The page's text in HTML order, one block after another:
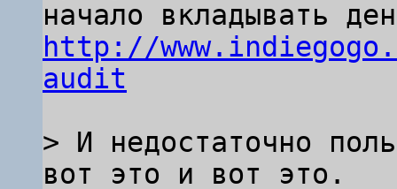
http://
audit
> И недостаточно